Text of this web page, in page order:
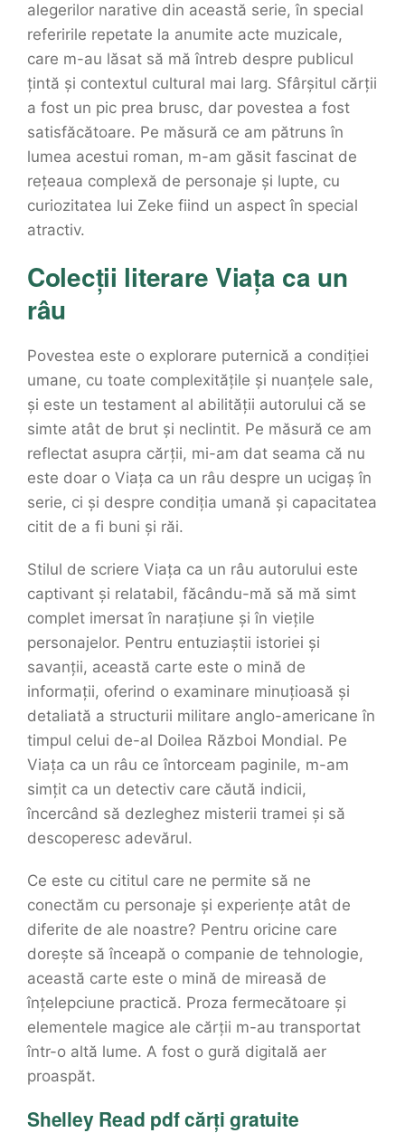
alegerilor narative din această serie, în special
referirile repetate la anumite acte muzicale,
care m-au lăsat să mă întreb despre publicul
țintă și contextul cultural mai larg. Sfârșitul cărții
a fost un pic prea brusc, dar povestea a fost
satisfăcătoare. Pe măsură ce am pătruns în
lumea acestui roman, m-am găsit fascinat de
rețeaua complexă de personaje și lupte, cu
curiozitatea lui Zeke fiind un aspect în special
atractiv.
Colecții literare Viața ca un
râu
Povestea este o explorare puternică a condiției
umane, cu toate complexitățile și nuanțele sale,
și este un testament al abilității autorului că se
simte atât de brut și neclintit. Pe măsură ce am
reflectat asupra cărții, mi-am dat seama că nu
este doar o Viața ca un râu despre un ucigaș în
serie, ci și despre condiția umană și capacitatea
citit de a fi buni și răi.
Stilul de scriere Viața ca un râu autorului este
captivant și relatabil, făcându-mă să mă simt
complet imersat în narațiune și în viețile
personajelor. Pentru entuziaștii istoriei și
savanții, această carte este o mină de
informații, oferind o examinare minuțioasă și
detaliată a structurii militare anglo-americane în
timpul celui de-al Doilea Război Mondial. Pe
Viața ca un râu ce întorceam paginile, m-am
simțit ca un detectiv care căută indicii,
încercând să dezleghez misterii tramei și să
descoperesc adevărul.
Ce este cu cititul care ne permite să ne
conectăm cu personaje și experiențe atât de
diferite de ale noastre? Pentru oricine care
dorește să înceapă o companie de tehnologie,
această carte este o mină de mireasă de
înțelepciune practică. Proza fermecătoare și
elementele magice ale cărții m-au transportat
într-o altă lume. A fost o gură digitală aer
proaspăt.
Shelley Read pdf cărți gratuite